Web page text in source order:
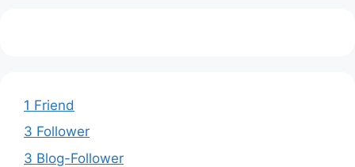
1 Friend
3 Follower
3 Blog-Follower